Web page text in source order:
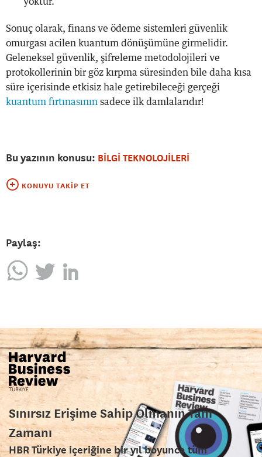
Sonuç olarak, finans ve ödeme sistemleri güvenlik
omurgası acilen kuantum dönüşümüne girmelidir.
Geleneksel güvenlik, şifreleme metodolojileri ve
protokollerinin bir göz kırpma süresinden bile daha kısa
süre içerisinde etkisiz hale getirebileceği gerçeği
kuantum fırtınasının sadece ilk damlalarıdır!
Bu yazının konusu: BİLGİ TEKNOLOJİLERİ
KONUYU TAKIP ET
Paylaş:
Sınırsız Erişime Sahip Olmanın Tam
Zamanı
HBR Türkiye içeriğine bir yıl boyunca tüm